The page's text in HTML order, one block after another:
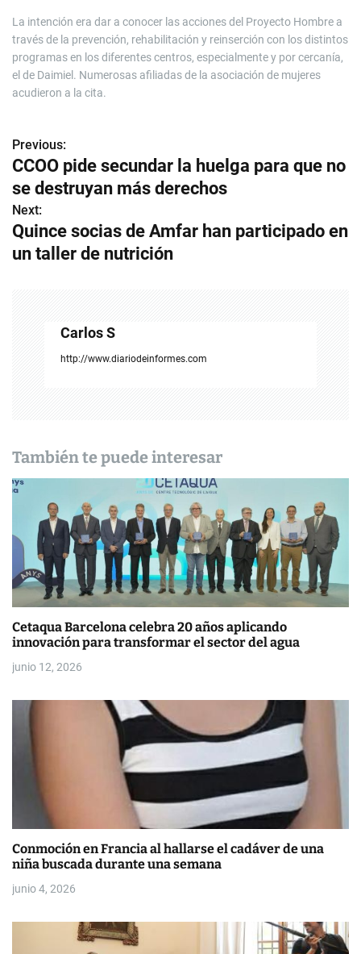
La intención era dar a conocer las acciones del Proyecto Hombre a
través de la prevención, rehabilitación y reinserción con los distintos
programas en los diferentes centros, especialmente y por cercanía,
el de Daimiel. Numerosas afiliadas de la asociación de mujeres
acudieron a la cita.
N
a
v
e
d
e
n
t
r
a
d
a
Previous:
CCOO pide secundar la huelga para que no
se destruyan más derechos
Next:
Quince socias de Amfar han participado en
un taller de nutrición
Carlos S
http://www.diariodeinformes.com
También te puede interesar
Cetaqua Barcelona celebra 20 años aplicando
innovación para transformar el sector del agua
junio 12, 2026
Conmoción en Francia al hallarse el cadáver de una
niña buscada durante una semana
junio 4, 2026